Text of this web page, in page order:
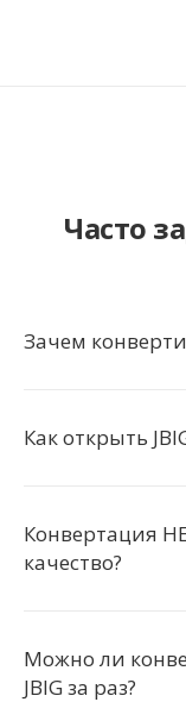
Часто
Зачем
Как открыть
Конвертация
качество?
Можно ли
JBIG за раз?